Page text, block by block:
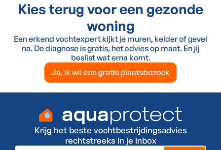
Kies terug voor een gezonde
woning
Een erkend vochtexpert kijkt je muren, kelder of gevel
na. De diagnose is gratis, het advies op maat. En jij
beslist wat erna komt.
Ja, ik wil een gratis plaatsbezoek
Krijg het beste vochtbestrijdingsadvies
rechtstreeks in je inbox